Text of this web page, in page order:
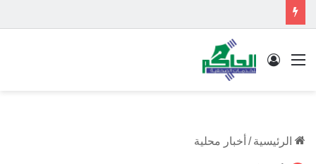
القائمة تسجيل الدخول
الرئيسية / أخبار محلية